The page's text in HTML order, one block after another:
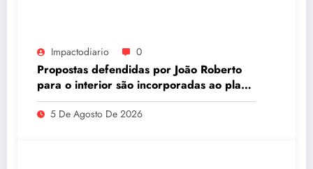
Impactodiario 0
Propostas defendidas por João Roberto
para o interior são incorporadas ao plano
de governo de David Almeida
5 De Agosto De 2026